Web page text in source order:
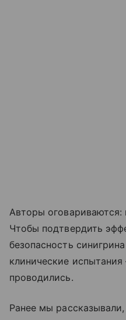
Авторы оговариваются:
Чтобы подтвердить
безопасность
клинические
проводились.
Ранее мы рассказывали,